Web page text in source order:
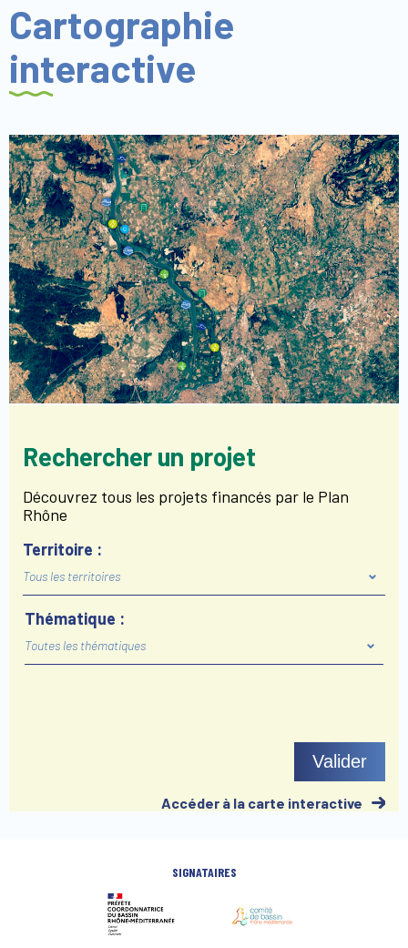
Cartographie
interactive
Rechercher un projet
Découvrez tous les projets financés par le Plan
Rhône
Territoire :
Thématique :
Toutes les thématiques
Valider
Accéder à la carte interactive
SIGNATAIRES